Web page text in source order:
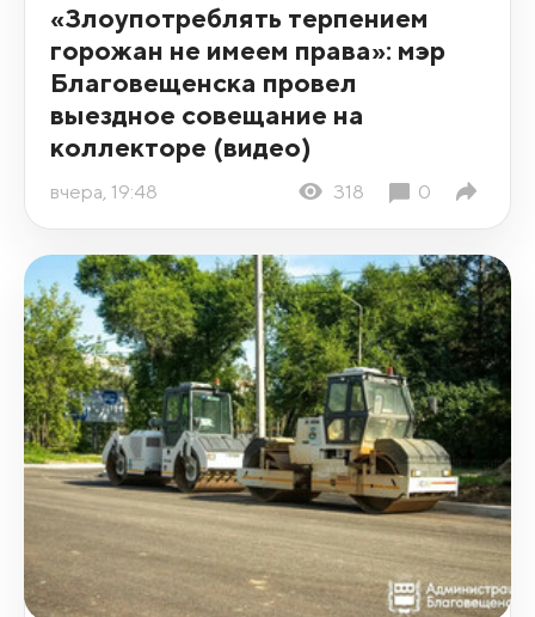
«Злоупотреблять терпением
горожан не имеем права»: мэр
Благовещенска провел
выездное совещание на
коллекторе (видео)
вчера, 19:48 318 0